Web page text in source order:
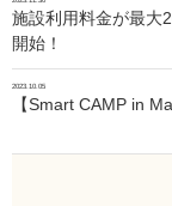
施設利用料金が最大
開始！
2023.10.05
【Smart CAMP in